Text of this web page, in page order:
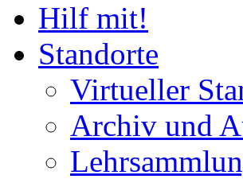
Hilf mit!
Standorte
Virtueller
Archiv und